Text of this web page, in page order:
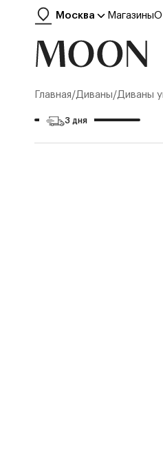
Москва МагазиныО
Главная/Диваны/Диваны
3 дня